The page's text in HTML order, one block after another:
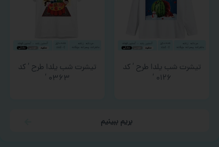
تیشرت شب یلدا طرح ‘ کد
۰۱۲۶ ‘
تیشرت شب یلدا طرح ‘ کد
۰۳۶۳ ‘
بریم ببینیم